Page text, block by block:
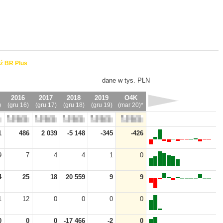
BR Plus
dane w tys. PLN
2016
(gru 16)
2017
(gru 17)
2018
(gru 18)
2019
(gru 19)
O4K
(mar 20)*
486 2 039 -5 148 -345 -426
7 4 4 1 0
25 18 20 559 9 9
12 0 0 0 0
0 0 -17 466 -2 0